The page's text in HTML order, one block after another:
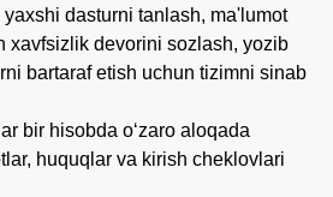
dasturni tanlash, ma'lumot
xavfsizlik devorini sozlash, yozib
bartaraf etish uchun tizimni sinab
bir hisobda oʻzaro aloqada
huquqlar va kirish cheklovlari